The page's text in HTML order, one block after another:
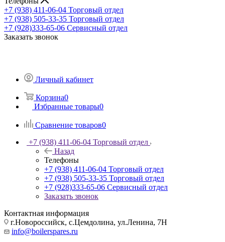
+7 (938) 411-06-04 Торговый отдел
+7 (938) 505-33-35 Торговый отдел
+7 (928)333-65-06 Сервисный отдел
Заказать звонок
Личный кабинет
Корзина0
Избранные товары0
Сравнение товаров0
+7 (938) 411-06-04 Торговый отдел
Назад
Телефоны
+7 (938) 411-06-04 Торговый отдел
+7 (938) 505-33-35 Торговый отдел
+7 (928)333-65-06 Сервисный отдел
Заказать звонок
Контактная информация
г.Новороссийск, с.Цемдолина, ул.Ленина, 7Н
info@boilerspares.ru